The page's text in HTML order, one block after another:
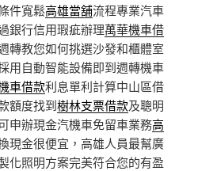
件寬鬆高雄當舖流程專業汽車
銀行信用瑕疵辦理萬華機車借
轉教您如何挑選沙發和櫃體室
用自動智能設備即到週轉機車
車借款利息單利計算中山區借
額度找到樹林支票借款及聰明
申辦現金汽機車免留車業務高
現金很便宜，高雄人員最幫廣
化照明方案完美符合您的有盈